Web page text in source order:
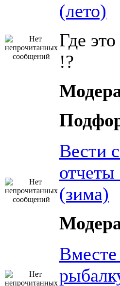
(лето)
Где
!?
Вести
(зима)